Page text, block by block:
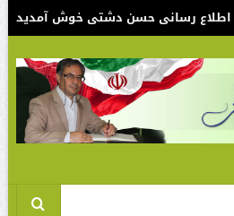
اطلاع رسانی حسن دشتی خوش آمدید